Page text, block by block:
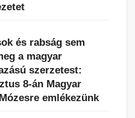
és rabság sem
a magyar
szerzetest:
8-án Magyar
emlékezünk